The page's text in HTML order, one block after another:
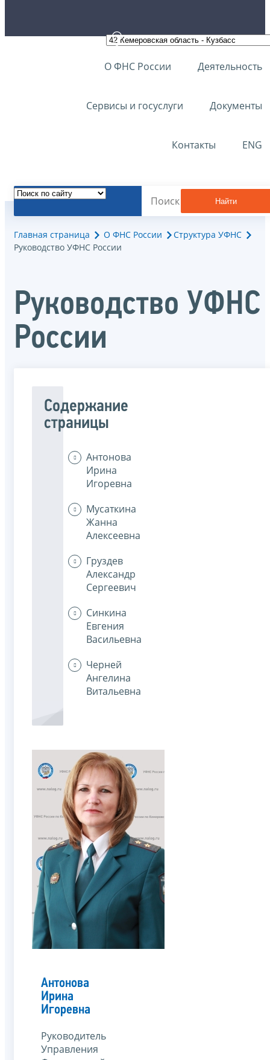
О ФНС России Деятельность
Сервисы и госуслуги Документы
Контакты ENG
Найти
Главная страница О ФНС России
Структура УФНС
Руководство УФНС России
Руководство УФНС
России
Содержание
страницы
Антонова
Ирина
Игоревна
Мусаткина
Жанна
Алексеевна
Груздев
Александр
Сергеевич
Синкина
Евгения
Васильевна
Черней
Ангелина
Витальевна
Антонова
Ирина
Игоревна
Руководитель
Управления